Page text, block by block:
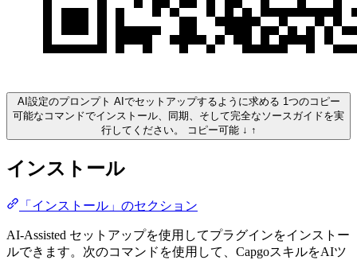
AI設定のプロンプト AIでセットアップするように求める 1つのコピー
可能なコマンドでインストール、同期、そして完全なソースガイドを実
行してください。
コピー可能 ↓ ↑
インストール
「インストール」のセクション
AI-Assisted セットアップを使用してプラグインをインストー
ルできます。次のコマンドを使用して、CapgoスキルをAIツ